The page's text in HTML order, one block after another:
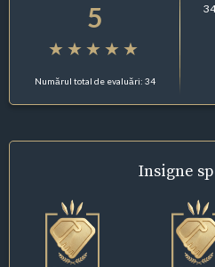
5
Numărul total de evaluări: 34
34
Insigne